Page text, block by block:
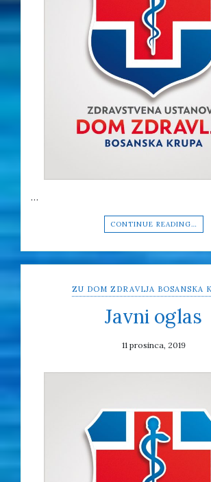
…
CONTINUE READING…
ZU DOM ZDRAVLJA BOSANSKA
Javni oglas
11 prosinca, 2019